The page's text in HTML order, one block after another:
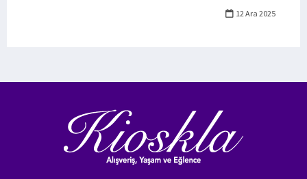
12 Ara 2025